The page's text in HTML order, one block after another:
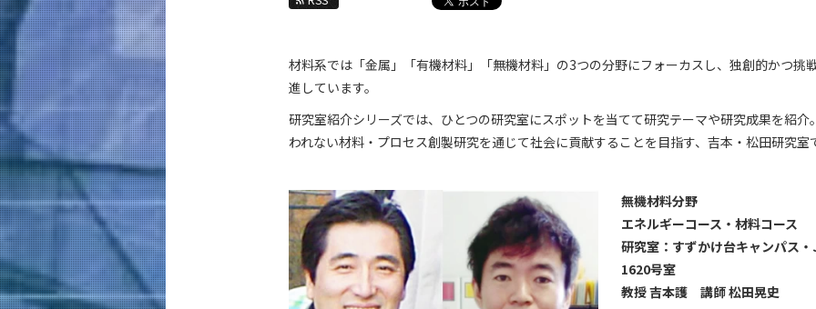
材料系では「金属」「有機材料」「無機材料」の3つの分野にフォーカスし、独創的かつ挑
進しています。
研究室紹介シリーズでは、ひとつの研究室にスポットを当てて研究テーマや研究成果を紹介
われない材料・プロセス創製研究を通じて社会に貢献することを目指す、吉本・松田研究室
無機材料分野
エネルギーコース・材料コース
研究室：すずかけ台キャンパス
1620号室
教授 吉本護 講師 松田晃史
イベントカレンダー